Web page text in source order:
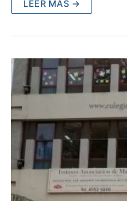
LEER MÁS →